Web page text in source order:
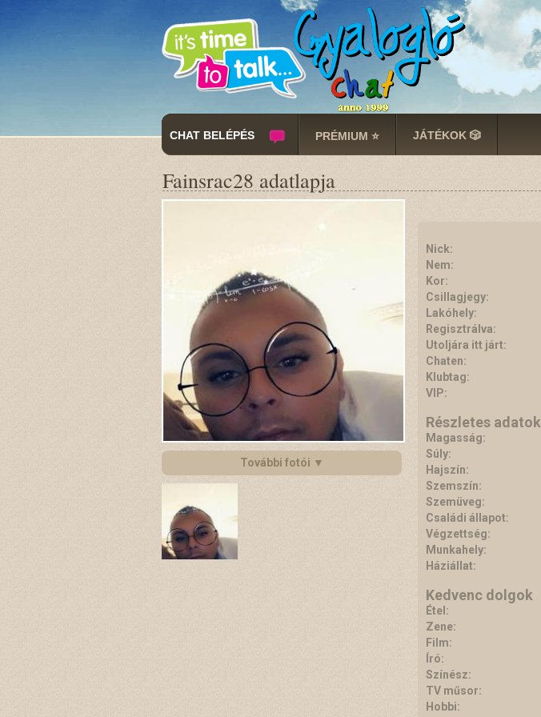
CHAT BELÉPÉS PRÉMIUM ⭐ JÁTÉKOK 🎲
Fainsrac28 adatlapja
További fotói ▼
Nick:
Nem:
Kor:
Csillagjegy:
Lakóhely:
Regisztrálva:
Utoljára itt járt:
Chaten:
Klubtag:
VIP:
Részletes adatok
Magasság:
Súly:
Hajszín:
Szemszín:
Szemüveg:
Családi állapot:
Végzettség:
Munkahely:
Háziállat:
Kedvenc dolgok
Étel:
Zene:
Film:
Író:
Színész:
TV műsor:
Hobbi: